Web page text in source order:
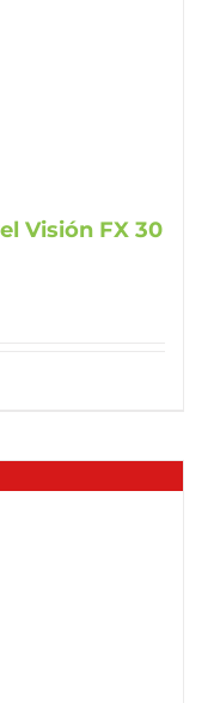
Visión FX 30